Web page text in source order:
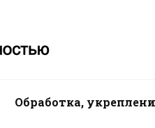
Обработка,